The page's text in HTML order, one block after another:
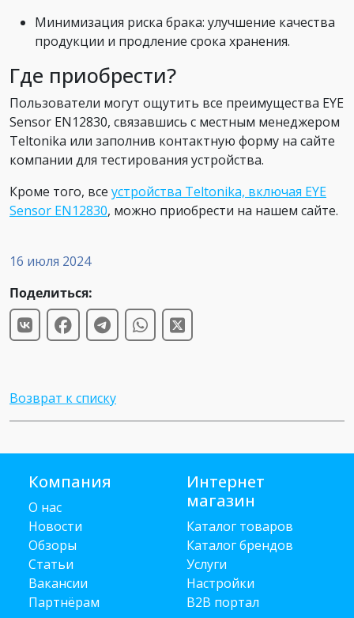
16 июля 2024
Поделиться:
Минимизация риска брака: улучшение качества
продукции и продление срока хранения.
Где приобрести?
Пользователи могут ощутить все преимущества EYE
Sensor EN12830, связавшись с местным менеджером
Teltonika или заполнив контактную форму на сайте
компании для тестирования устройства.
Кроме того, все устройства Teltonika, включая EYE
Sensor EN12830, можно приобрести на нашем сайте.
Возврат к списку
Компания
О нас
Новости
Обзоры
Статьи
Вакансии
Партнёрам
Интернет
магазин
Каталог товаров
Каталог брендов
Услуги
Настройки
B2B портал